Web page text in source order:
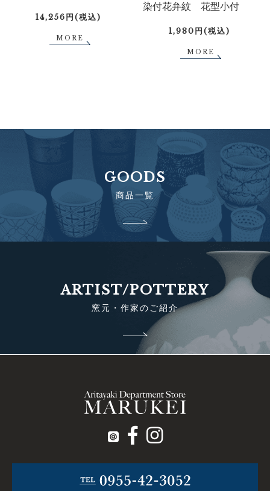
14,256円(税込)
MORE
染付花弁紋 花型小付
1,980円(税込)
MORE
GOODS
商品一覧
ARTIST/POTTERY
窯元・作家のご紹介